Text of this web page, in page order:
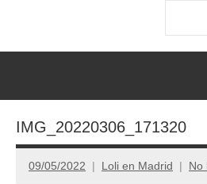
IMG_20220306_171320
09/05/2022 Loli en Madrid No